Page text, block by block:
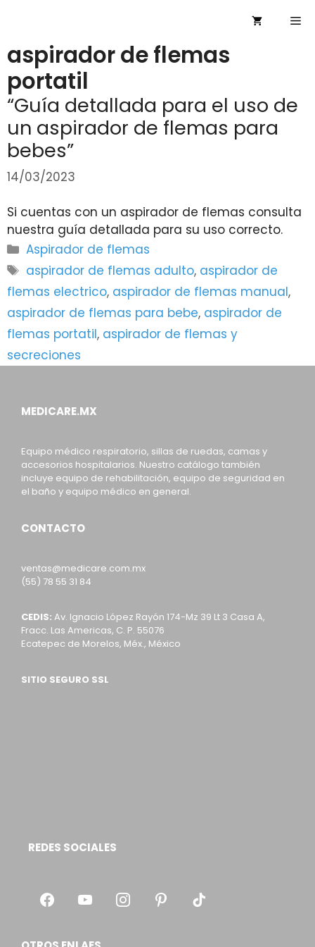
contenido
aspirador de flemas
portatil
“Guía detallada para el uso de
un aspirador de flemas para
bebes”
14/03/2023
Si cuentas con un aspirador de flemas consulta
nuestra guía detallada para su uso correcto.
Categorías
Aspirador de flemas
Etiquetas
aspirador de flemas adulto, aspirador de
flemas electrico, aspirador de flemas manual,
aspirador de flemas para bebe, aspirador de
flemas portatil, aspirador de flemas y
secreciones
MEDICARE.MX
Equipo médico respiratorio, sillas de ruedas, camas y
accesorios hospitalarios. Nuestro catálogo también
incluye equipo de rehabilitación, equipo de seguridad en
el baño y equipo médico en general.
CONTACTO
ventas@medicare.com.mx
(55) 78 55 31 84
CEDIS: Av. Ignacio López Rayón 174-Mz 39 Lt 3 Casa A,
Fracc. Las Americas, C. P. 55076
Ecatepec de Morelos, Méx., México
SITIO SEGURO SSL
REDES SOCIALES